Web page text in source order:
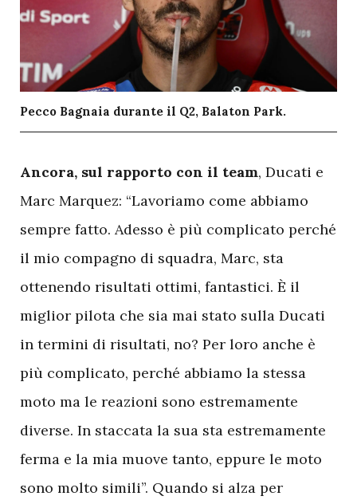
Pecco Bagnaia durante il Q2, Balaton Park.
Ancora, sul rapporto con il team, Ducati e
Marc Marquez: “Lavoriamo come abbiamo
sempre fatto. Adesso è più complicato perché
il mio compagno di squadra, Marc, sta
ottenendo risultati ottimi, fantastici. È il
miglior pilota che sia mai stato sulla Ducati
in termini di risultati, no? Per loro anche è
più complicato, perché abbiamo la stessa
moto ma le reazioni sono estremamente
diverse. In staccata la sua sta estremamente
ferma e la mia muove tanto, eppure le moto
sono molto simili”. Quando si alza per